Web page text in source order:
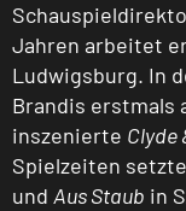
Jahren arbeitet
Ludwigsburg. In
Brandis erstmals
inszenierte Clyde
Spielzeiten
und Aus Staub in